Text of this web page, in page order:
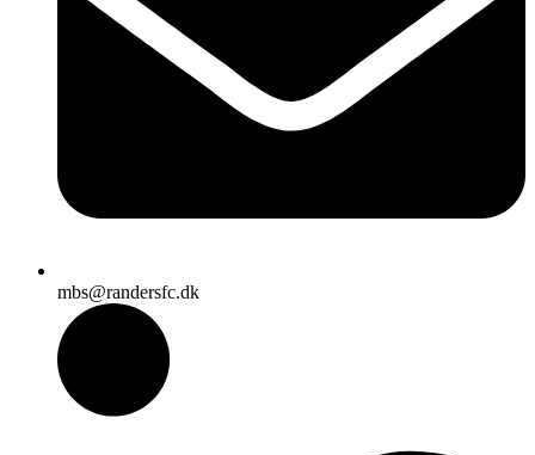
mbs@randersfc.dk